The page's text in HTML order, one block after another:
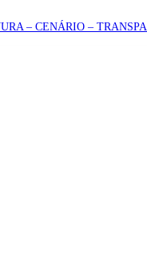
– CENÁRIO –